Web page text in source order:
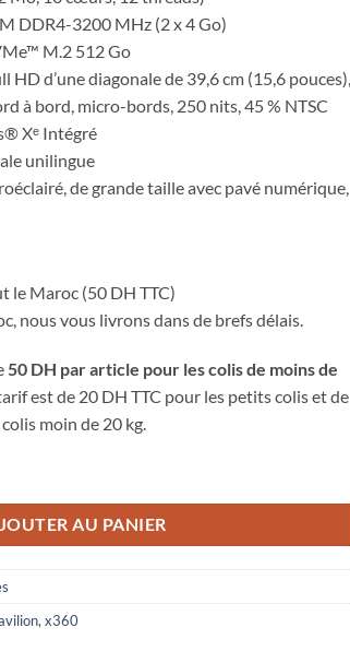
DDR4-3200 MHz (2 x 4 Go)
M.2 512 Go
d’une diagonale de 39,6 cm (15,6 pouces),
à bord, micro-bords, 250 nits, 45 % NTSC
Xᵉ Intégré
unilingue
de grande taille avec pavé numérique,
le Maroc (50 DH TTC)
nous vous livrons dans de brefs délais.
50 DH par article pour les colis de moins de
est de 20 DH TTC pour les petits colis et de
moin de 20 kg.
AU PANIER
, x360